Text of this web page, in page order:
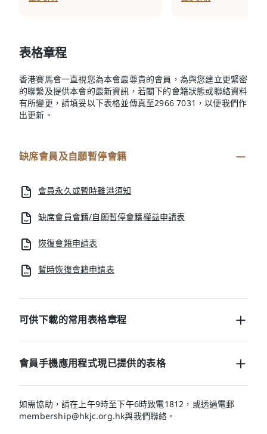
表格章程
香港賽馬會一直視您為本會最尊貴的會員，為與您建立更緊密
的聯繫及提供本會的最新資訊，若閣下的會籍狀態或聯絡資料
有所變更，請填妥以下表格並傳真至2966 7031，以便我們作
出更新。
缺席會員及自願暫停會籍
會員永久或暫時離港須知
缺席會員會籍/自願暫停會籍權益申請表
恢復會籍申請表
暫時恢復會籍申請表
可供下載的常用表格章程
附屬卡申請表格
會員手機應用程式現已提供的表格
以下表格現已轉至會員手機應用程式，會員只需登入您的帳
如需協助，請在上午9時至下午6時致電1812，或透過電郵
membership@hkjc.org.hk與我們聯絡。